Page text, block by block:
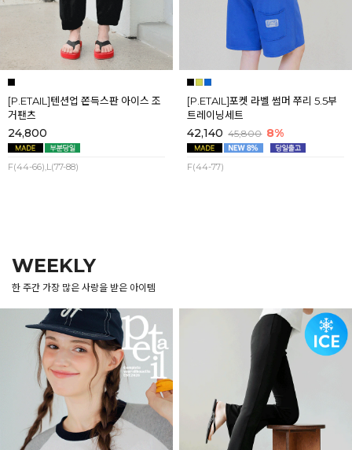
[P.ETAIL]텐션업 쫀득스판 아이스 조
거팬츠
24,800
F(44-66),L(77-88)
[P.ETAIL]포켓 라벨 썸머 쭈리 5.5부
트레이닝세트
42,140 45,800 8%
F(44-77)
WEEKLY
한 주간 가장 많은 사랑을 받은 아이템